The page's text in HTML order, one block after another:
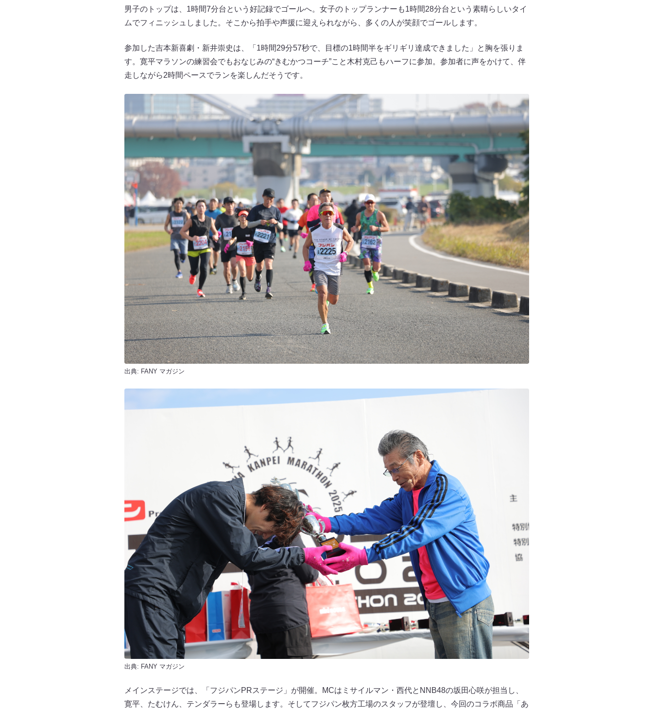
男子のトップは、1時間7分台という好記録でゴールへ。女子のトップランナーも1時間28分台という素晴らしいタイ
ムでフィニッシュしました。そこから拍手や声援に迎えられながら、多くの人が笑顔でゴールします。
参加した吉本新喜劇・新井崇史は、「1時間29分57秒で、目標の1時間半をギリギリ達成できました」と胸を張りま
す。寛平マラソンの練習会でもおなじみの“きむかつコーチ”こと木村克己もハーフに参加。参加者に声をかけて、伴
走しながら2時間ペースでランを楽しんだそうです。
出典: FANY マガジン
出典: FANY マガジン
メインステージでは、「フジパンPRステージ」が開催。MCはミサイルマン・西代とNNB48の坂田心咲が担当し、
寛平、たむけん、テンダラーらも登場します。そしてフジパン枚方工場のスタッフが登壇し、今回のコラボ商品「あ